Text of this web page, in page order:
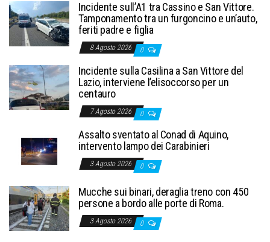
Incidente sull’A1 tra Cassino e San Vittore.
Tamponamento tra un furgoncino e un’auto,
feriti padre e figlia
8 Agosto 2026 0
Incidente sulla Casilina a San Vittore del
Lazio, interviene l’elisoccorso per un
centauro
7 Agosto 2026 0
Assalto sventato al Conad di Aquino,
intervento lampo dei Carabinieri
3 Agosto 2026 0
Mucche sui binari, deraglia treno con 450
persone a bordo alle porte di Roma.
3 Agosto 2026 0